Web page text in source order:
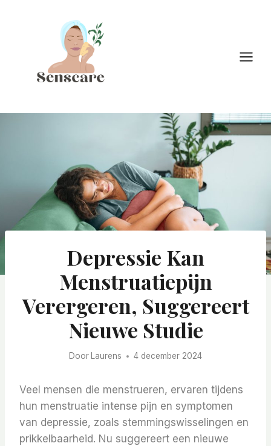
Depressie Kan
Menstruatiepijn
Verergeren, Suggereert
Nieuwe Studie
Door Laurens 4 december 2024
Veel mensen die menstrueren, ervaren tijdens
hun menstruatie intense pijn en symptomen
van depressie, zoals stemmingswisselingen en
prikkelbaarheid. Nu suggereert een nieuwe